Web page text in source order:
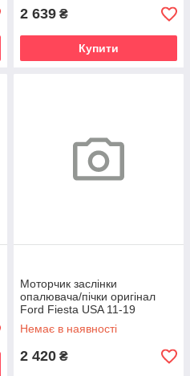
2 639 ₴
Купити
Моторчик заслінки
опалювача/пічки оригінал
Ford Fiesta USA 11-19
Немає в наявності
2 420 ₴